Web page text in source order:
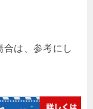
は、参考にし